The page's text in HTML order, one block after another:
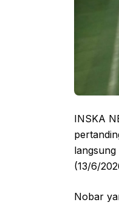
INSKA
(13/6/
Nobar